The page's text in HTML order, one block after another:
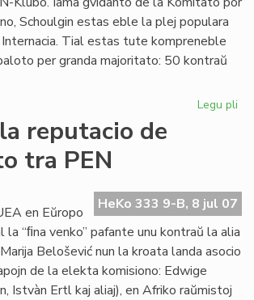
Schoulgin estas eble la plej populara
Tial estas tute kompreneble
per granda majoritato: 50 kontraŭ
Legu pli
reputacio de
tra PEN
HeKo 333 9-B, 8 jul 07
en Eŭropo
la “ﬁna venko” pafante unu kontraŭ la alia
Belošević nun la kroata landa asocio
de la elekta komisiono: Edwige
Istvàn Ertl kaj aliaj), en Afriko raŭmistoj